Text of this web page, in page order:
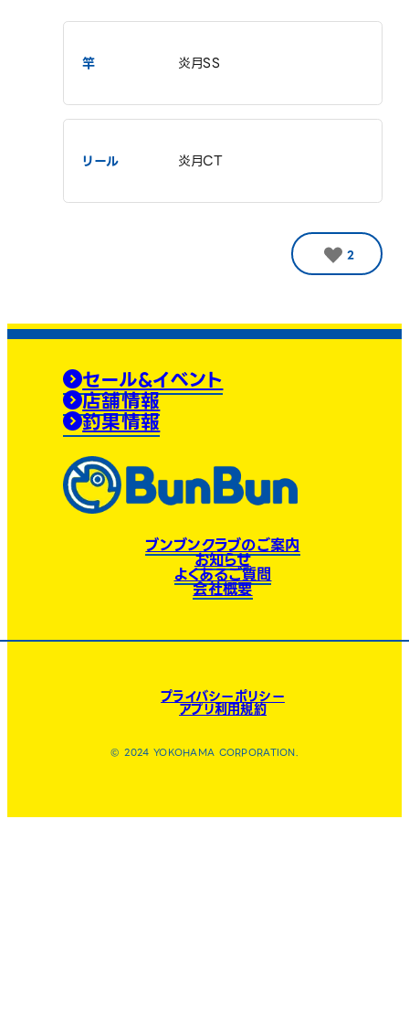
竿 炎月SS
リール 炎月CT
2
セール&イベント
店舗情報
釣果情報
ブンブンクラブのご案内
お知らせ
よくあるご質問
会社概要
プライバシーポリシー
アプリ利用規約
© 2024 YOKOHAMA CORPORATION.